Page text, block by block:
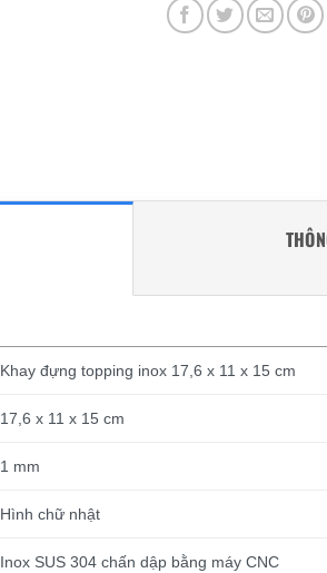
Khay đựng topping inox 17,6 x 11 x 15 cm
17,6 x 11 x 15 cm
1 mm
Hình chữ nhật
Inox SUS 304 chấn dập bằng máy CNC